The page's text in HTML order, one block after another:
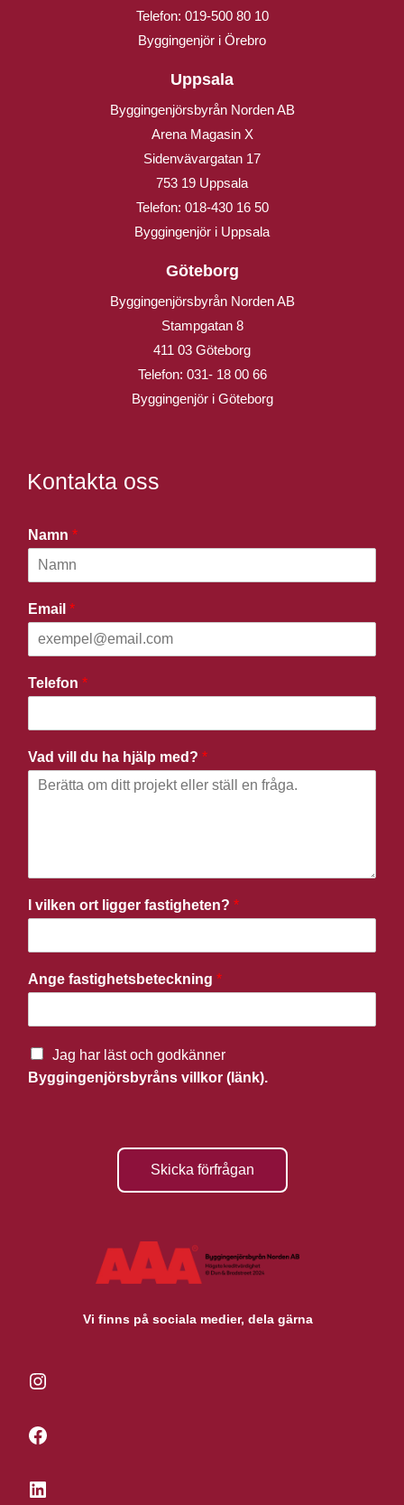
Telefon: 019-500 80 10
Byggingenjör i Örebro
Uppsala
Byggingenjörsbyrån Norden AB
Arena Magasin X
Sidenvävargatan 17
753 19 Uppsala
Telefon: 018-430 16 50
Byggingenjör i Uppsala
Göteborg
Byggingenjörsbyrån Norden AB
Stampgatan 8
411 03 Göteborg
Telefon: 031- 18 00 66
Byggingenjör i Göteborg
Kontakta oss
Namn *
Email *
Telefon *
Vad vill du ha hjälp med? *
I vilken ort ligger fastigheten? *
Ange fastighetsbeteckning *
Jag har läst och godkänner
Byggingenjörsbyråns villkor (länk).
Skicka förfrågan
Vi finns på sociala medier, dela gärna
Instagram
Facebook
LinkedIn